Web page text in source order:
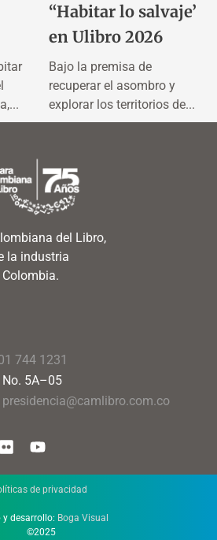
“Habitar lo salvaje’
en Ulibro 2026
Bajo la premisa de
recuperar el asombro y
explorar los territorios de...
del Libro,
la industria
744 1231
No. 5A–05
presidencia@camlibro.com.co
de privacidad
y desarrollo: Boga Visual
©2025